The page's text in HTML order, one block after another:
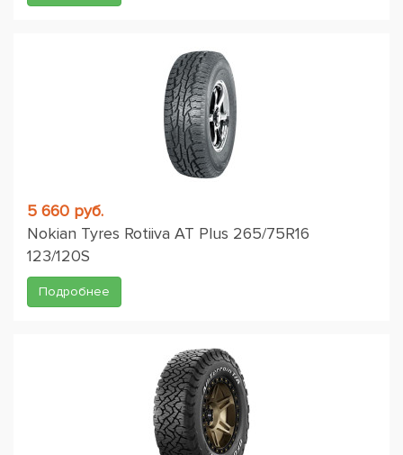
5 660 руб.
Nokian Tyres Rotiiva AT Plus 265/75R16
123/120S
Подробнее